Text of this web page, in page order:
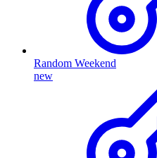
Random Weekend
new